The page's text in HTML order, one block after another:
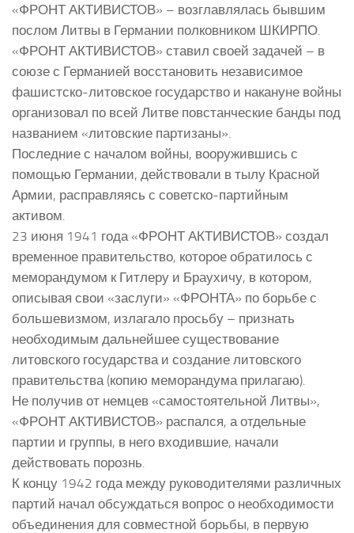
«ФРОНТ АКТИВИСТОВ» – возглавлялась бывшим
послом Литвы в Германии полковником ШКИРПО.
«ФРОНТ АКТИВИСТОВ» ставил своей задачей – в
союзе с Германией восстановить независимое
фашистско-литовское государство и накануне войны
организовал по всей Литве повстанческие банды под
названием «литовские партизаны».
Последние с началом войны, вооружившись с
помощью Германии, действовали в тылу Красной
Армии, расправляясь с советско-партийным
активом.
23 июня 1941 года «ФРОНТ АКТИВИСТОВ» создал
временное правительство, которое обратилось с
меморандумом к Гитлеру и Браухичу, в котором,
описывая свои «заслуги» «ФРОНТА» по борьбе с
большевизмом, излагало просьбу – признать
необходимым дальнейшее существование
литовского государства и создание литовского
правительства (копию меморандума прилагаю).
Не получив от немцев «самостоятельной Литвы»,
«ФРОНТ АКТИВИСТОВ» распался, а отдельные
партии и группы, в него входившие, начали
действовать порознь.
К концу 1942 года между руководителями различных
партий начал обсуждаться вопрос о необходимости
объединения для совместной борьбы, в первую